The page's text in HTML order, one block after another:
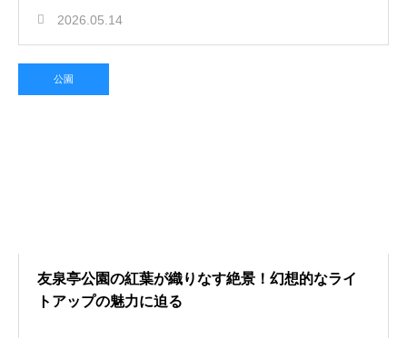
2026.05.14
公園
友泉亭公園の紅葉が織りなす絶景！幻想的なライ
トアップの魅力に迫る